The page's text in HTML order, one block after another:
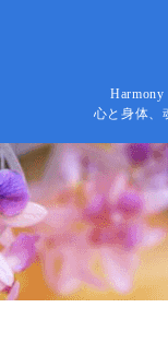
Harmony
心と身体、